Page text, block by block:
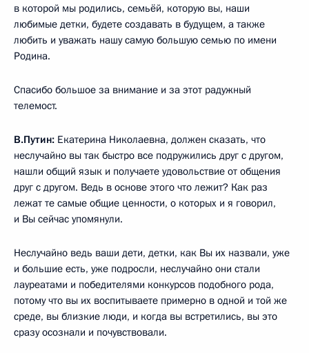
в которой мы родились, семьёй, которую вы, наши
любимые детки, будете создавать в будущем, а также
любить и уважать нашу самую большую семью по имени
Родина.
Спасибо большое за внимание и за этот радужный
телемост.
В.Путин: Екатерина Николаевна, должен сказать, что
неслучайно вы так быстро все подружились друг с другом,
нашли общий язык и получаете удовольствие от общения
друг с другом. Ведь в основе этого что лежит? Как раз
лежат те самые общие ценности, о которых и я говорил,
и Вы сейчас упомянули.
Неслучайно ведь ваши дети, детки, как Вы их назвали, уже
и большие есть, уже подросли, неслучайно они стали
лауреатами и победителями конкурсов подобного рода,
потому что вы их воспитываете примерно в одной и той же
среде, вы близкие люди, и когда вы встретились, вы это
сразу осознали и почувствовали.